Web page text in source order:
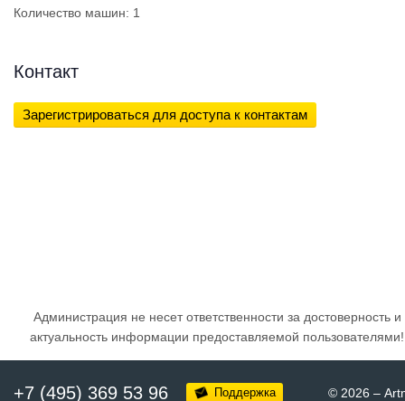
Количество машин: 1
Контакт
Зарегистрироваться для доступа к контактам
Администрация не несет ответственности за достоверность и
актуальность информации предоставляемой пользователями!
+7 (495) 369 53 96 Поддержка © 2026 –